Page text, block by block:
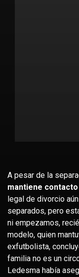
A pesar de la
mantiene
legal de divorcio
separados, pero
ni empezamos,
modelo, quien
exfutbolista,
familia no es un
Ledesma había